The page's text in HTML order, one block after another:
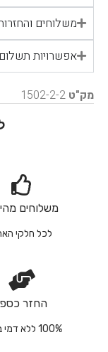
משלוחים
אפשרויות תשלום
מק"ט 1502-2-2
משלוחים
לכל חלקי
החזר
100% ללא דמי ביטול